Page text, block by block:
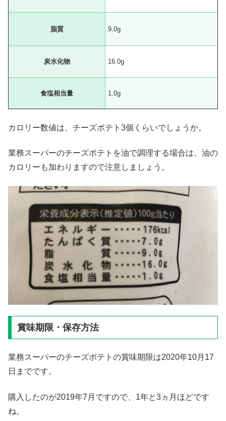
脂質 9.0g
炭水化物 16.0g
食塩相当量 1.0g
カロリー数値は、チーズポテト3個くらいでしょうか。
業務スーパーのチーズポテトを油で調理する場合は、油の
カロリーも加わりますので注意しましょう。
賞味期限・保存方法
業務スーパーのチーズポテトの賞味期限は2020年10月17
日までです。
購入したのが2019年7月ですので、1年と3ヵ月ほどです
ね。